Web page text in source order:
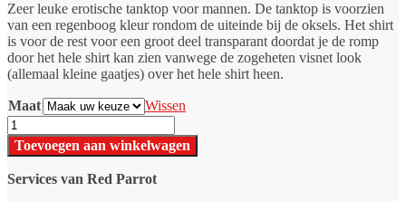
Zeer leuke erotische tanktop voor mannen. De tanktop is voorzien
van een regenboog kleur rondom de uiteinde bij de oksels. Het shirt
is voor de rest voor een groot deel transparant doordat je de romp
door het hele shirt kan zien vanwege de zogeheten visnet look
(allemaal kleine gaatjes) over het hele shirt heen.
Maat
Wissen
Transparante
top
Regenboog
aantal
Toevoegen aan winkelwagen
Services van Red Parrot